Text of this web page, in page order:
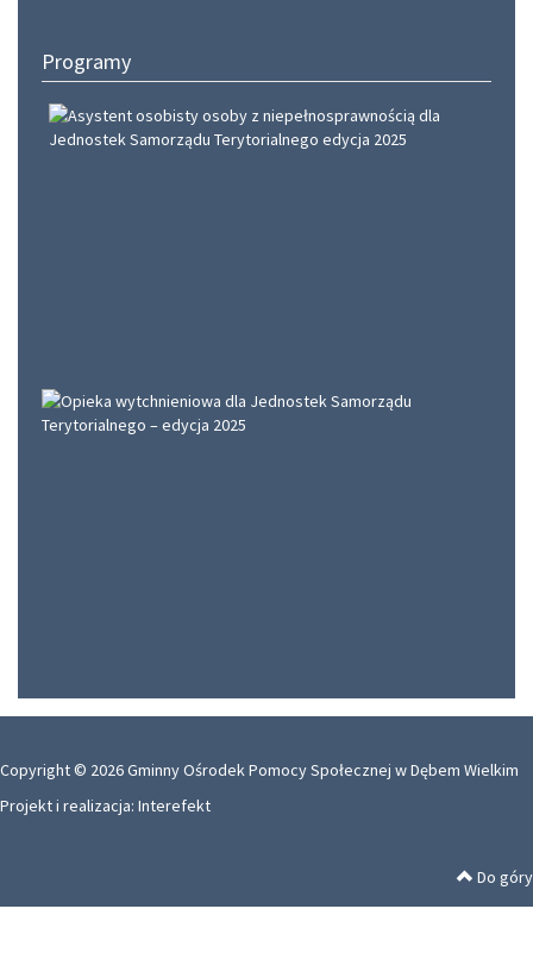
Programy
Copyright © 2026 Gminny Ośrodek Pomocy Społecznej w Dębem Wielkim
Projekt i realizacja: Interefekt
Do góry